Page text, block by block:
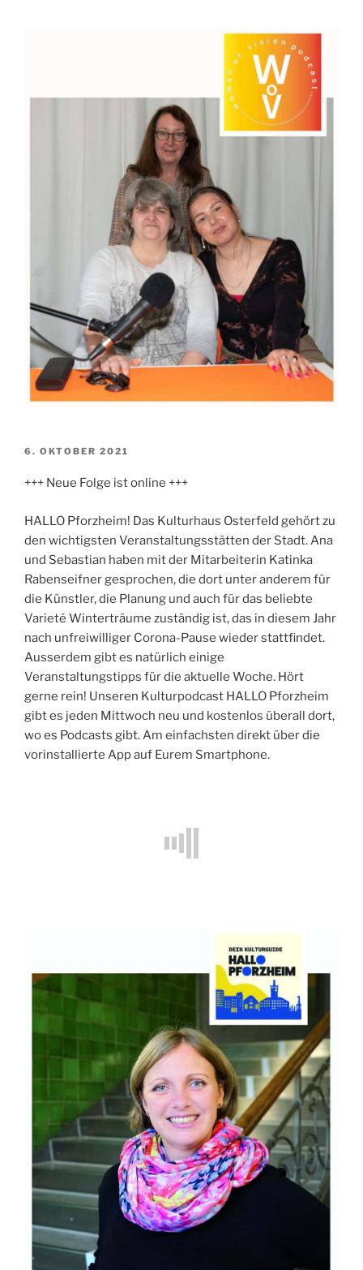
VERÖFFENTLICHT
6. OKTOBER 2021
+++ Neue Folge ist online +++
HALLO Pforzheim! Das Kulturhaus Osterfeld gehört zu
den wichtigsten Veranstaltungsstätten der Stadt. Ana
und Sebastian haben mit der Mitarbeiterin Katinka
Rabenseifner gesprochen, die dort unter anderem für
die Künstler, die Planung und auch für das beliebte
Varieté Winterträume zuständig ist, das in diesem Jahr
nach unfreiwilliger Corona-Pause wieder stattfindet.
Ausserdem gibt es natürlich einige
Veranstaltungstipps für die aktuelle Woche. Hört
gerne rein! Unseren Kulturpodcast HALLO Pforzheim
gibt es jeden Mittwoch neu und kostenlos überall dort,
wo es Podcasts gibt. Am einfachsten direkt über die
vorinstallierte App auf Eurem Smartphone.